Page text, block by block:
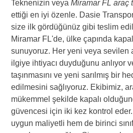
Teknenizin veya Miramar FL araç
ettiği en iyi özenle. Dasie
size ilk gördüğünüz gibi teslim
Miramar FL'de, ülke çapında
sunuyoruz. Her yeni veya sevilen
ilgiye ihtiyacı duyduğunu anlıyor
taşınmasını ve yeni sarılmış bir
edilmesini sağlıyoruz. Ekibimiz,
mükemmel şekilde kapalı
güvencesi için iki kez kontrol
uygun maliyetli hem de birinci